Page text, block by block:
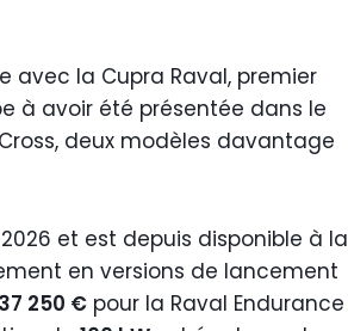
avec la Cupra Raval, premier
à avoir été présentée dans le
deux modèles davantage
et est depuis disponible à la
en versions de lancement
37 250 € pour la Raval Endurance